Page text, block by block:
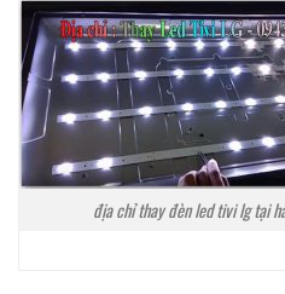
địa chỉ thay đèn led tivi lg tại